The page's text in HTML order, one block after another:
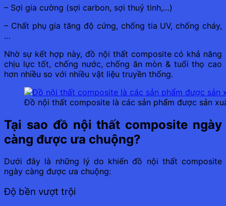
– Sợi gia cường (sợi carbon, sợi thuỷ tinh,…)
– Chất phụ gia tăng độ cứng, chống tia UV, chống cháy,
…
Nhờ sự kết hợp này, đồ nội thất composite có khả năng
chịu lực tốt, chống nước, chống ăn mòn & tuổi thọ cao
hơn nhiều so với nhiều vật liệu truyền thống.
Đồ nội thất composite là các sản phẩm được sản
Tại sao đồ nội thất composite ngày
càng được ưa chuộng?
Dưới đây là những lý do khiến đồ nội thất composite
ngày càng được ưa chuộng:
Độ bền vượt trội